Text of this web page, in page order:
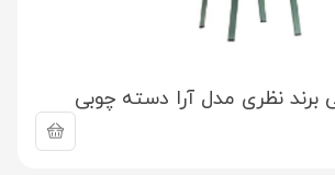
برند نظری مدل آرا دسته چوبی